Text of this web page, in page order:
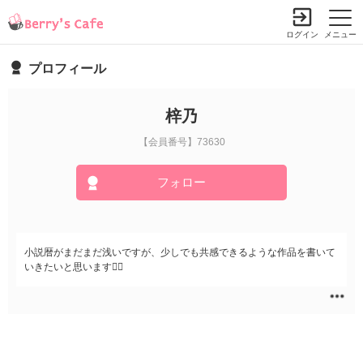
メニュー
ログイン
プロフィール
梓乃
【会員番号】73630
フォロー
小説暦がまだまだ浅いですが、少しでも共感できるような作品を書いて
いきたいと思います